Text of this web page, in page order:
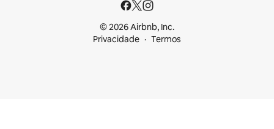
© 2026 Airbnb, Inc.
Privacidade
Termos